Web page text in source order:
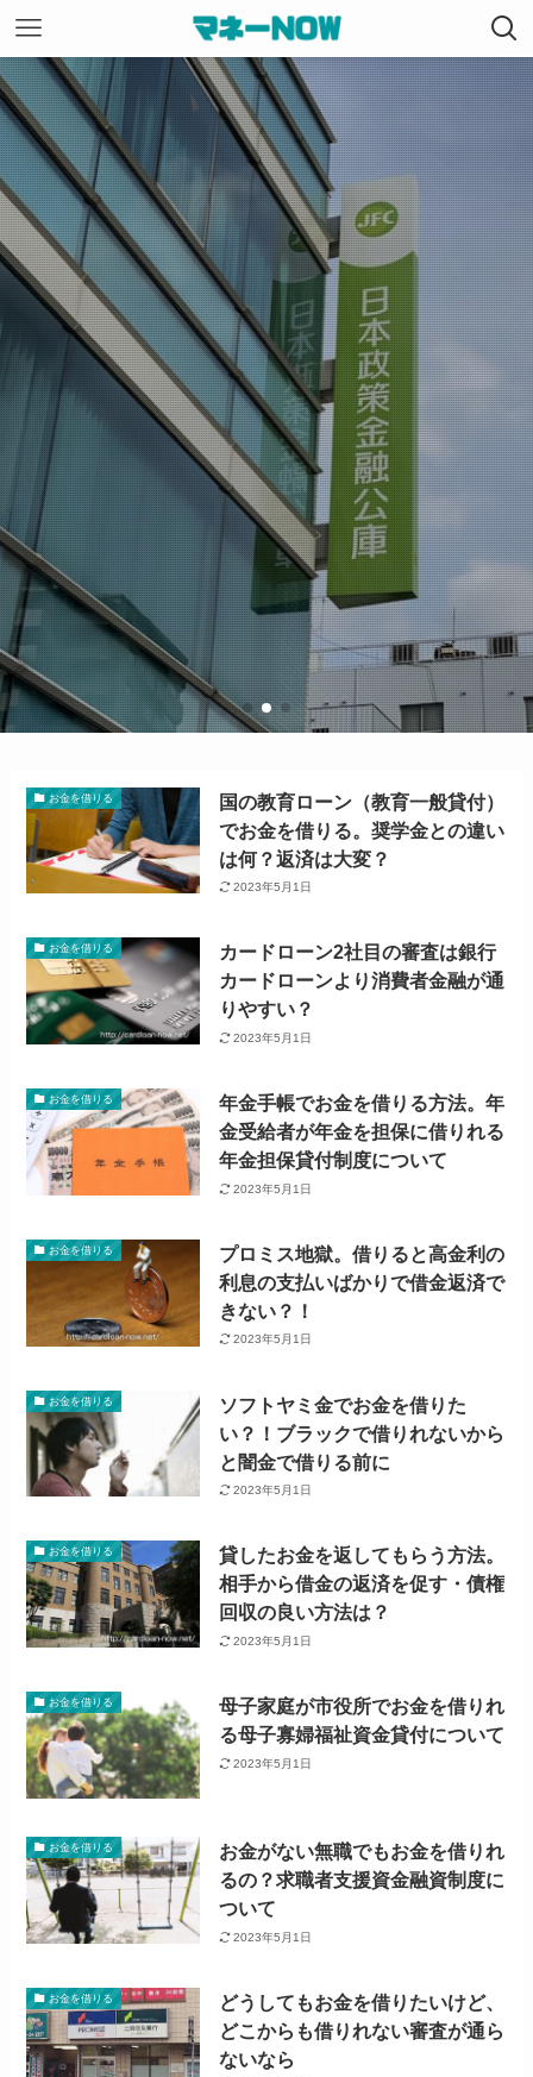
お金を借りる
国の教育ローン（教育一般貸付）
でお金を借りる。奨学金との違い
は何？返済は大変？
2023年5月1日
お金を借りる
カードローン2社目の審査は銀行
カードローンより消費者金融が通
りやすい？
2023年5月1日
お金を借りる
年金手帳でお金を借りる方法。年
金受給者が年金を担保に借りれる
年金担保貸付制度について
2023年5月1日
お金を借りる
プロミス地獄。借りると高金利の
利息の支払いばかりで借金返済で
きない？！
2023年5月1日
お金を借りる
ソフトヤミ金でお金を借りた
い？！ブラックで借りれないから
と闇金で借りる前に
2023年5月1日
お金を借りる
貸したお金を返してもらう方法。
相手から借金の返済を促す・債権
回収の良い方法は？
2023年5月1日
お金を借りる
母子家庭が市役所でお金を借りれ
る母子寡婦福祉資金貸付について
2023年5月1日
お金を借りる
お金がない無職でもお金を借りれ
るの？求職者支援資金融資制度に
ついて
2023年5月1日
お金を借りる
どうしてもお金を借りたいけど、
どこからも借りれない審査が通ら
ないなら